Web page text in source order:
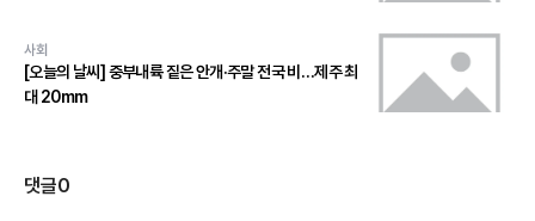
사회
[오늘의 날씨] 중부내륙 짙은 안개·주말 전국 비…제주 최
대 20mm
댓글0